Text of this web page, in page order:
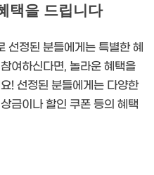
택을 드립니다
선정된 분들에게는 특별한 혜
여하신다면, 놀라운 혜택을
! 선정된 분들에게는 다양한
금이나 할인 쿠폰 등의 혜택